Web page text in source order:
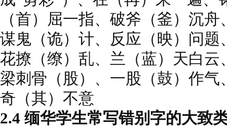
（首）屈一指、破斧（釜）沉
谋鬼（诡）计、反应（映）问题
花撩（缭）乱、兰（蓝）天白云
梁刺骨（股）、一股（鼓）作
奇（其）不意
2.4 缅华学生常写错别字的大致